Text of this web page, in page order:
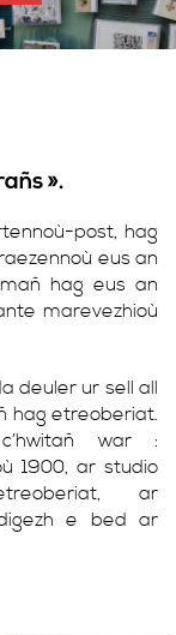
».
post, hag
eus an
hag eus an
marevezhioù
deuler ur sell all
hag etreoberiat.
war :
1900, ar studio
ar
e bed ar